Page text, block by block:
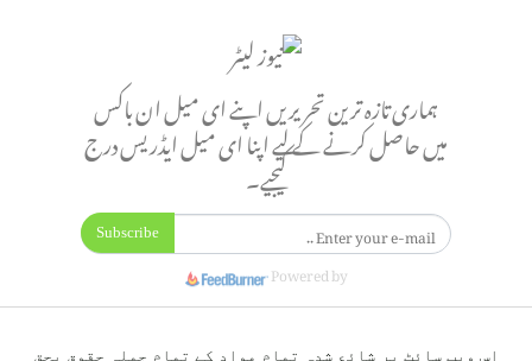
ہماری تازہ ترین تحریریں اپنے ای میل ان باکس
میں حاصل کرنے کے لیے اپنا ای میل ایڈریس درج
کیجیے۔
Subscribe
Powered by
اس ویب سائٹ پر شائع شدہ تمام مواد کے تمام جملہ حقوق بحق